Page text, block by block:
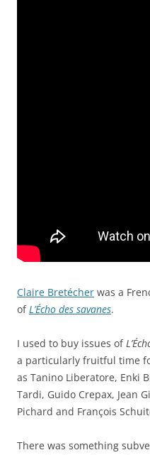
Claire Bretécher was a
ofL’Écho des savanes.
I used to buy issues of
a particularly fruitful time
as Tanino Liberatore, Enki
Tardi, Guido Crepax, Jean
Pichard and François
There was something